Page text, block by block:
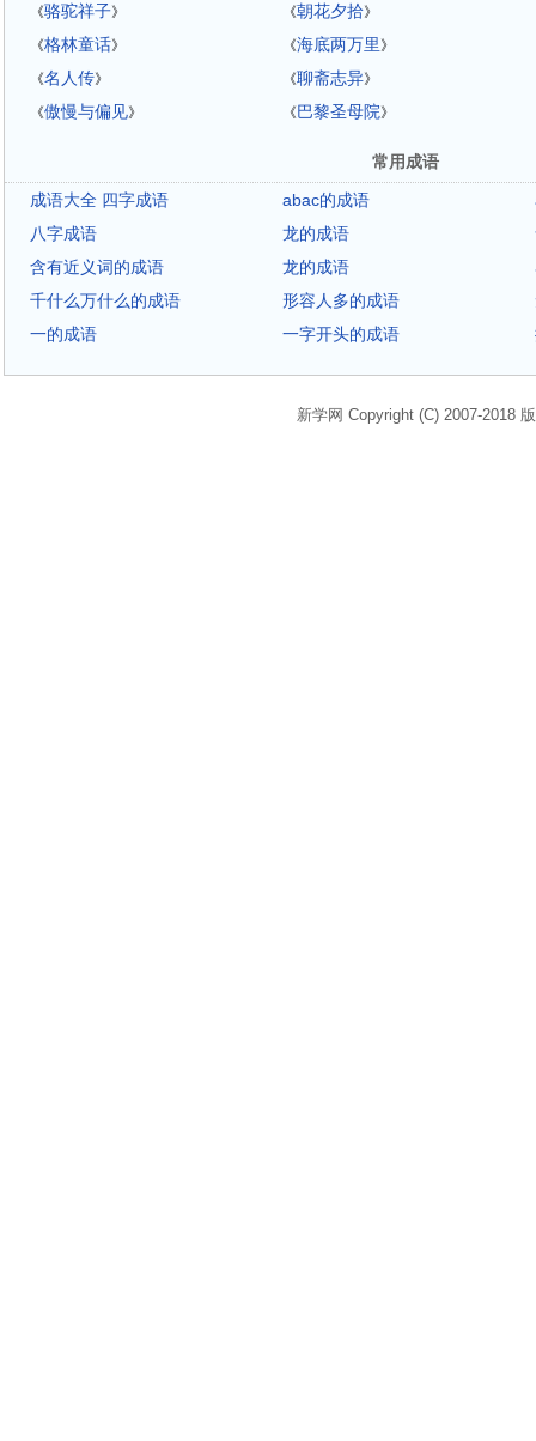
《骆驼祥子》 《朝花夕拾》
《格林童话》 《海底两万里 》
《名人传》 《聊斋志异》
《傲慢与偏见》 《巴黎圣母院》
常用成语
成语大全 四字成语
abac的成语
八字成语
龙的成语
含有近义词的成语
龙的成语
千什么万什么的成语
形容人多的成语
一的成语
一字开头的成语
新学网 Copyright (C) 2007-2018